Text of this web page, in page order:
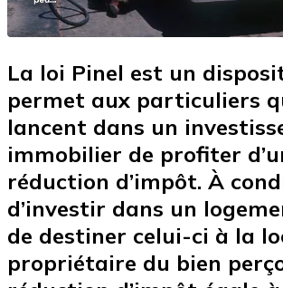
La loi Pinel est un
permet aux particuliers
lancent dans un
immobilier de profiter
réduction d’impôt. À
d’investir dans un
de destiner celui-ci à la
propriétaire du bien